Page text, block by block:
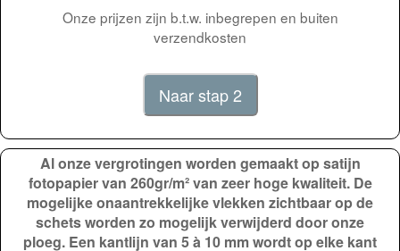
Onze prijzen zijn b.t.w. inbegrepen en buiten
verzendkosten
Al onze vergrotingen worden gemaakt op satijn
fotopapier van 260gr/m² van zeer hoge kwaliteit. De
mogelijke onaantrekkelijke vlekken zichtbaar op de
schets worden zo mogelijk verwijderd door onze
ploeg. Een kantlijn van 5 à 10 mm wordt op elke kant